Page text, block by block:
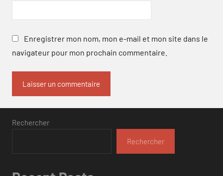
Enregistrer mon nom, mon e-mail et mon site dans le
navigateur pour mon prochain commentaire.
Rechercher
Rechercher